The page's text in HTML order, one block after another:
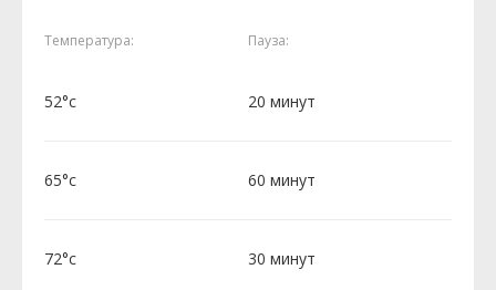
Температура: Пауза:
52°c 20 минут
65°c 60 минут
72°c 30 минут